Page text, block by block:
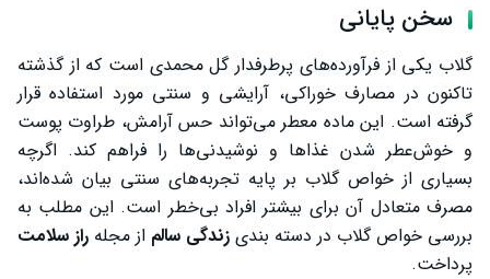
سخن پایانی
گلاب یکی از فرآورده‌های پرطرفدار گل محمدی است که از گذشته
تاکنون در مصارف خوراکی، آرایشی و سنتی مورد استفاده قرار
گرفته است. این ماده معطر می‌تواند حس آرامش، طراوت پوست
و خوش‌عطر شدن غذاها و نوشیدنی‌ها را فراهم کند. اگرچه
بسیاری از خواص گلاب بر پایه تجربه‌های سنتی بیان شده‌اند،
مصرف متعادل آن برای بیشتر افراد بی‌خطر است. این مطلب به
بررسی خواص گلاب در دسته بندی زندگی سالم از مجله راز سلامت
پرداخت.